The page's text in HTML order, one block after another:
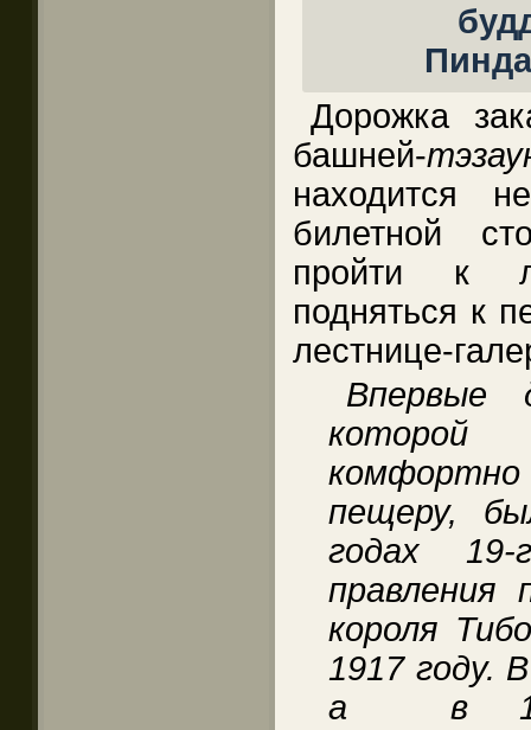
Дорожка
башней-
находится
билетной
пройти к
подняться к
лестнице-
Впервые
комфортно
пещеру,
годах
правления
короля
1917 году.
а в